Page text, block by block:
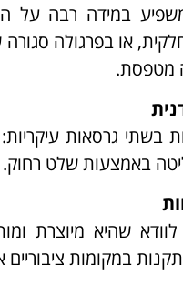
במידה רבה על
או בפרגולה
מטפסת.
בשתי גרסאות
באמצעות שלט רחוק.
שהיא מיוצרת
במקומות ציבוריים